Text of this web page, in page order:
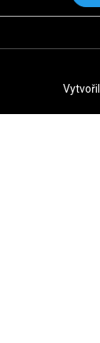
Vytvořil